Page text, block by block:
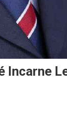
Incarne